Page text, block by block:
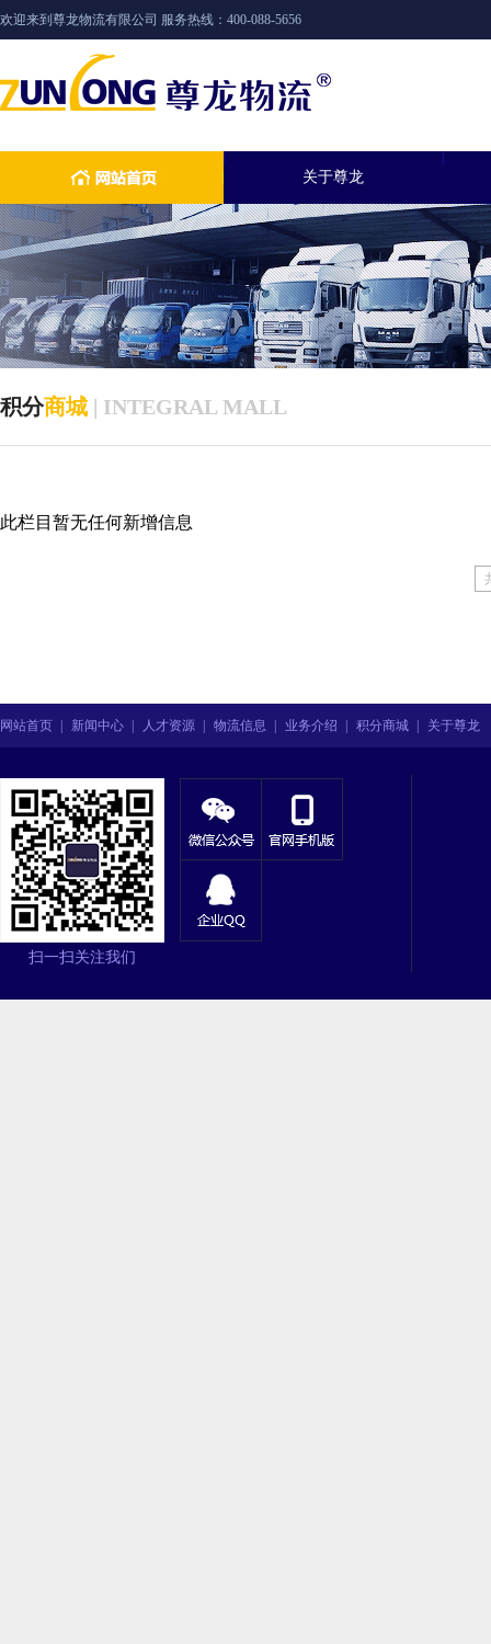
欢迎来到尊龙物流有限公司 服务热线：400-088-5656
关于尊龙
积分商城 | INTEGRAL MALL
此栏目暂无任何新增信息
网站首页 新闻中心 人才资源 物流信息 业务介绍 积分商城 关于尊龙
扫一扫关注我们